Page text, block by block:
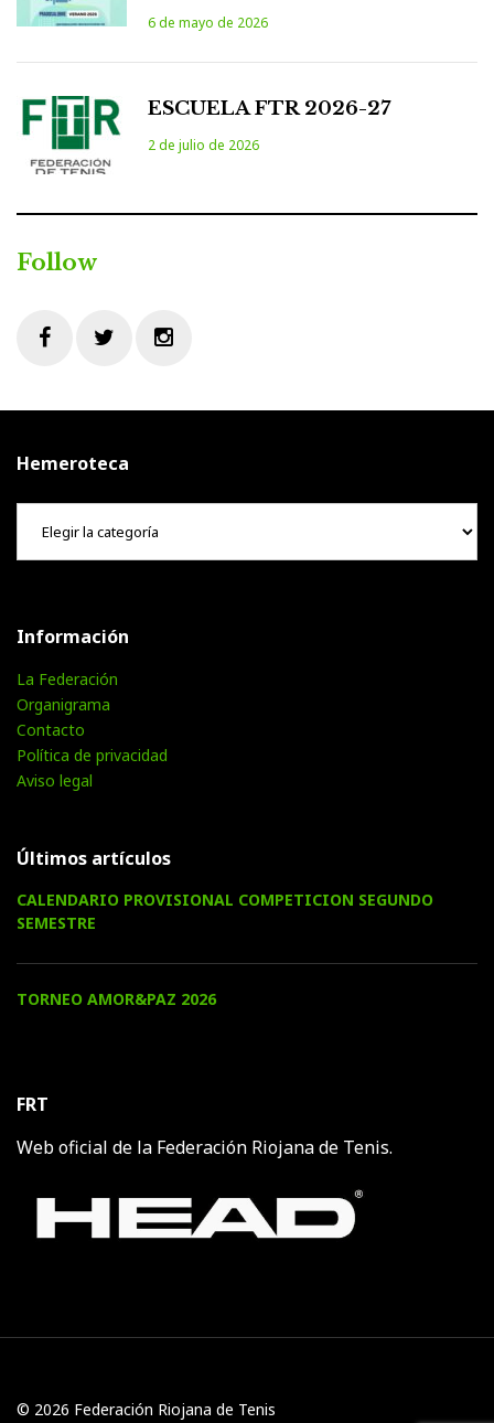
6 de mayo de 2026
ESCUELA FTR 2026-27
2 de julio de 2026
Follow
Hemeroteca
Hemeroteca
Información
La Federación
Organigrama
Contacto
Política de privacidad
Aviso legal
Últimos artículos
CALENDARIO PROVISIONAL COMPETICION SEGUNDO
SEMESTRE
TORNEO AMOR&PAZ 2026
FRT
Web oficial de la Federación Riojana de Tenis.
© 2026 Federación Riojana de Tenis